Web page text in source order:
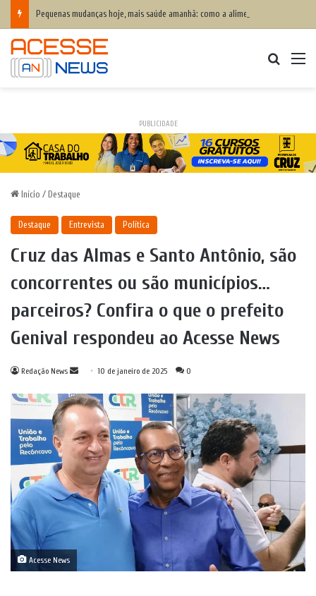
PUBLICIDADE
Início / Destaque
Destaque Entrevista Política
Cruz das Almas e Santo Antônio, são
concorrentes ou são municípios…
parceiros? Confira o que o prefeito
Genival respondeu ao Acesse News
Redação News
Mande
e-
mail
10 de janeiro de 2025 0
Acesse News